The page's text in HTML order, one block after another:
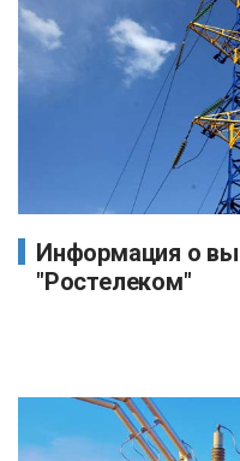
Информация о
"Ростелеком"